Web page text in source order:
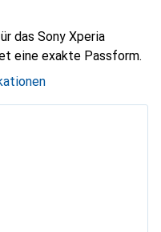
das Sony Xperia
eine exakte Passform.